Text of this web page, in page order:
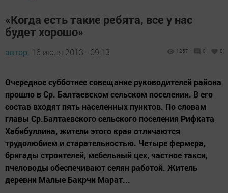
«Когда есть такие ребята, все у нас
будет хорошо»
автор, 16 июля 2013 - 09:13 1257 0 0
Очередное субботнее совещание руководителей района
прошло в Ср. Балтаевском сельском поселении. В его
состав входят пять населенных пунктов. По словам
главы Ср.Балтаевского сельского поселения Рифката
Хабибуллина, жители этого края отличаются
трудолюбием и старательностью. Четыре фермера,
бригады строителей, мебельный цех, частное такси,
пчеловоды обеспечивают селян работой. Житель
деревни Малые Бакрчи Марат...